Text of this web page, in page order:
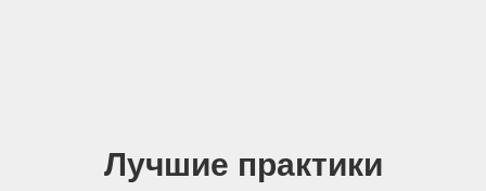
Лучшие практики